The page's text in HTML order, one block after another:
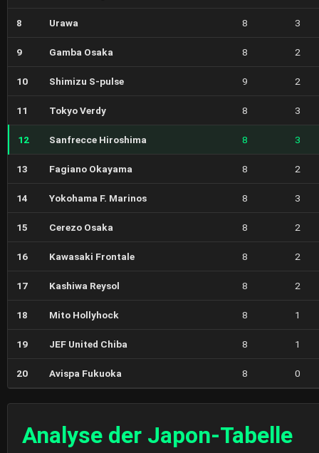
8 Urawa 8 3
9 Gamba Osaka 8 2
10 Shimizu S-pulse 9 2
11 Tokyo Verdy 8 3
12 Sanfrecce Hiroshima 8 3
13 Fagiano Okayama 8 2
14 Yokohama F. Marinos 8 3
15 Cerezo Osaka 8 2
16 Kawasaki Frontale 8 2
17 Kashiwa Reysol 8 2
18 Mito Hollyhock 8 1
19 JEF United Chiba 8 1
20 Avispa Fukuoka 8 0
Analyse der Japon-Tabelle